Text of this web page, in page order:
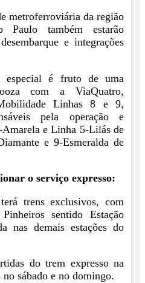
metroferroviária da região
Paulo também estarão
e integrações
especial é fruto de uma
com a ViaQuatro,
Linhas 8 e 9,
pela operação e
e Linha 5-Lilás de
e 9-Esmeralda de
o serviço expresso:
trens exclusivos, com
sentido Estação
nas demais estações do
do trem expresso na
sábado e no domingo.